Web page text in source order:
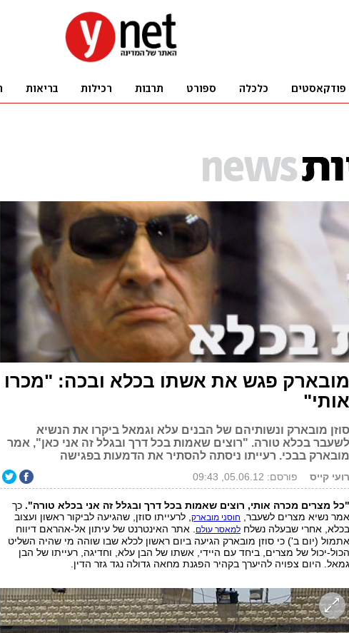
מובארק פגש את אשתו בכלא ובכה: "מכרו
אותי"
סוזן מובארק ונשותיהם של הבנים עלא וגמאל ביקרו את הנשיא
לשעבר בכלא טורה. "רוצים שאמות בכל דרך ובגלל זה אני כאן", אמר
מובארק בבכי. רעייתו ניסתה להסתיר את הדמעות בפגישה
רועי קייס פורסם: 05.06.12, 09:43
"כל מצרים מכרה אותי, רוצים שאמות בכל דרך ובגלל זה אני בכלא טורה". כך
אמר נשיא מצרים לשעבר,
חוסני מובארק, לרעייתו סוזן, שהגיעה לביקור ראשון ועצוב
בכלא, אחרי שבעלה נשלח למאסר עולם
. אתר האינטרנט של עיתון אל-אהראם דיווח
אתמול (יום ב') כי סוזן מובארק הגיעה ביום ראשון לכלא שבו שוהה מי שהיה השליט
הכול-יכול של מצרים, ביחד עם היידי, אשתו של הבן עלא, וחדיגה, רעייתו של הבן
גמאל. היום צפויה להיערך בקהיר הפגנת מחאה גדולה נגד גזר הדין.